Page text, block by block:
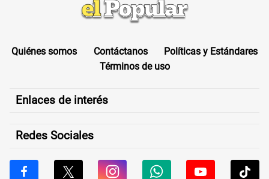
Quiénes somos Contáctanos
Políticas y Estándares
Términos de uso
Enlaces de interés
Redes Sociales